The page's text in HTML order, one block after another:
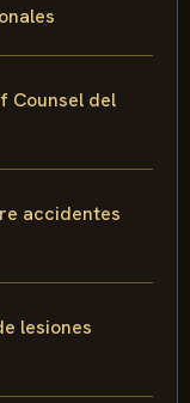
Counsel del
accidentes
lesiones